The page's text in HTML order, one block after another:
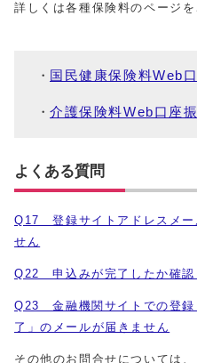
詳しくは各種保険料のページを
国民健康保険料Web
介護保険料Web口座
よくある質問
Q17 登録サイトアドレスメー
せん
Q22 申込みが完了したか確認
Q23 金融機関サイトでの登録
了」のメールが届きません
その他のお問合せについては、